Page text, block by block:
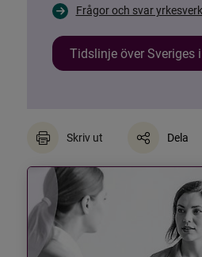
Frågor och svar
Tidslinje över
Skriv ut Dela